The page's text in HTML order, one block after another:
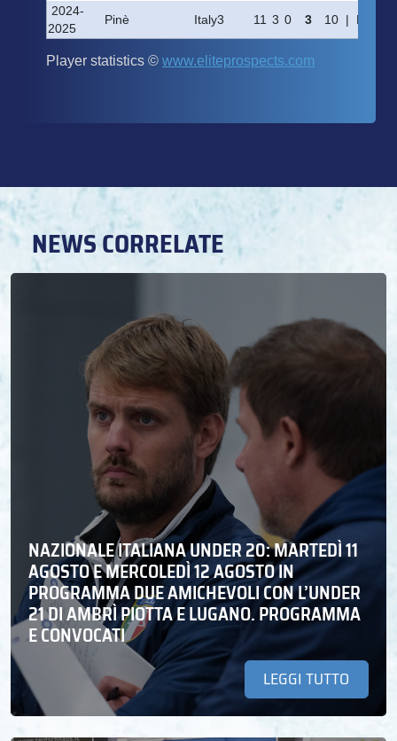
NEWS CORRELATE
NAZIONALE ITALIANA UNDER 20: MARTEDÌ 11
AGOSTO E MERCOLEDÌ 12 AGOSTO IN
PROGRAMMA DUE AMICHEVOLI CON L’UNDER
21 DI AMBRÌ PIOTTA E LUGANO. PROGRAMMA
E CONVOCATI
LEGGI TUTTO